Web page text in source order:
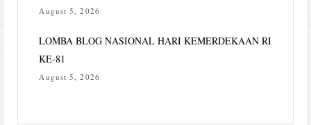
August 5, 2026
LOMBA BLOG NASIONAL HARI KEMERDEKAAN RI
KE-81
August 5, 2026